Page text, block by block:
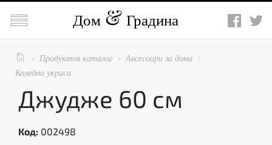
 Дом Градина
  Продуктов каталог  Аксесоари за дома 
Коледна украса
Джудже 60 см
Код: 002498